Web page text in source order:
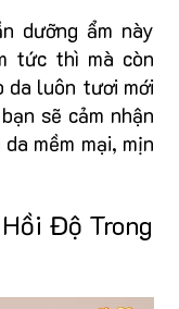
dưỡng ẩm này
tức thì mà còn
da luôn tươi mới
sẽ cảm nhận
mềm mại, mịn
Độ Trong